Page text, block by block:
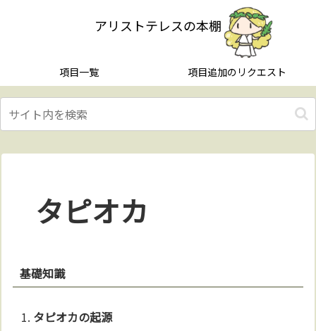
アリストテレスの本棚
項目一覧 項目追加のリクエスト
タピオカ
基礎知識
タピオカの起源